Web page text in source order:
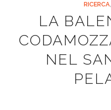
RICERCA,
LA
NEL